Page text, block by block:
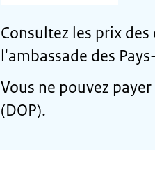
Consultez les prix
l'ambassade des
Vous ne pouvez
(DOP).